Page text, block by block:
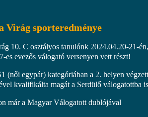
Virág sporteredménye
10. C osztályos tanulónk 2024.04.20-21-én,
es evezős válogató versenyen vett részt!
(női egypár) kategóriában a 2. helyen
kvalifikálta magát a Serdülő válogatottba
már a Magyar Válogatott dublójával